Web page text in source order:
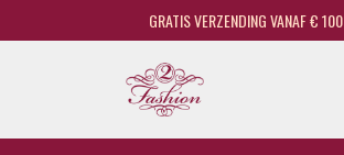
GRATIS VERZENDING VANAF € 100